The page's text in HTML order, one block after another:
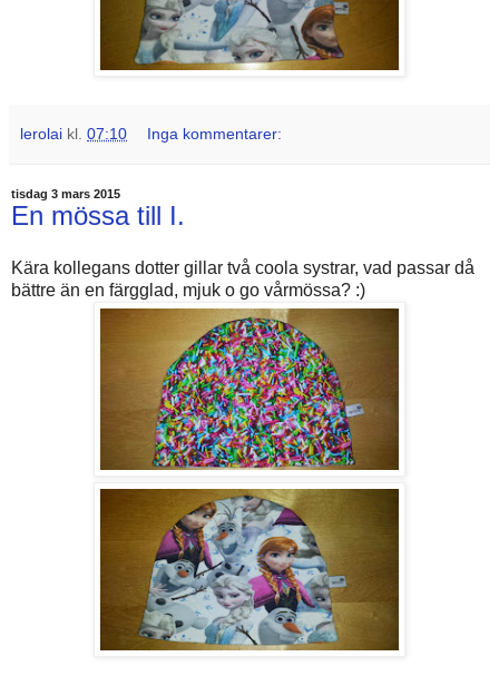
lerolai kl. 07:10 Inga kommentarer:
tisdag 3 mars 2015
En mössa till I.
Kära kollegans dotter gillar två coola systrar, vad passar då
bättre än en färgglad, mjuk o go vårmössa? :)